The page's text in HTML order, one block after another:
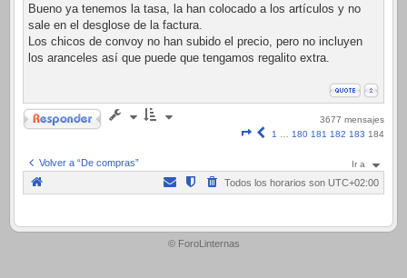
Bueno ya tenemos la tasa, la han colocado a los artículos y no
sale en el desglose de la factura.
Los chicos de convoy no han subido el precio, pero no incluyen
los aranceles así que puede que tengamos regalito extra.
Responder
3677 mensajes
Página
184
Anterior
1 … 180 181 182 183 184
Volver a “De compras” Ir a
Todos los horarios son UTC+02:00
.
© ForoLinternas